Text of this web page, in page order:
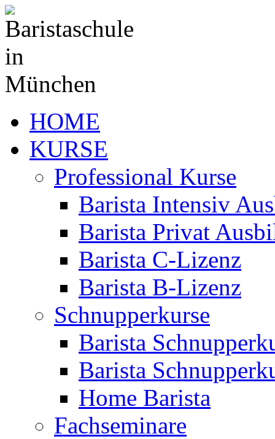
HOME
KURSE
Professional Kurse
Barista Intensiv
Barista Privat
Barista C-Lizenz
Barista B-Lizenz
Schnupperkurse
Barista
Barista
Home Barista
Fachseminare